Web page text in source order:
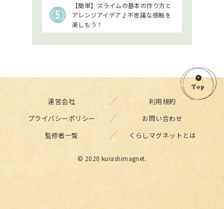
【簡単】スライムの基本の作り方と
アレンジアイデア♪不思議な感触を
楽しもう！
運営会社
利用規約
プライバシーポリシー
お問い合わせ
監修者一覧
くらしマグネットとは
© 2020 kurashimagnet.